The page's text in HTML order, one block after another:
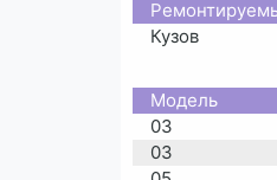
Кузов
Moдель
03
03